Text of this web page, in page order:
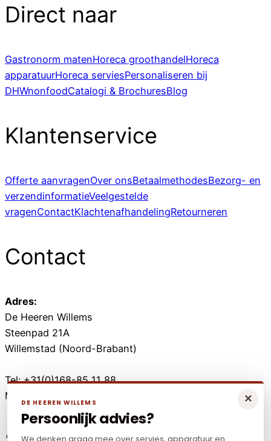
Direct naar
Gastronorm matenHoreca groothandelHoreca
apparatuurHoreca serviesPersonaliseren bij
DHWnonfoodCatalogi & BrochuresBlog
Klantenservice
Offerte aanvragenOver onsBetaalmethodesBezorg- en
verzendinformatieVeelgestelde
vragenContactKlachtenafhandelingRetourneren
Contact
Adres:
De Heeren Willems
Steenpad 21A
Willemstad (Noord-Brabant)
Tel: +31(0)168-85 11 88
Mail:
×
DE HEEREN WILLEMS
Persoonlijk advies?